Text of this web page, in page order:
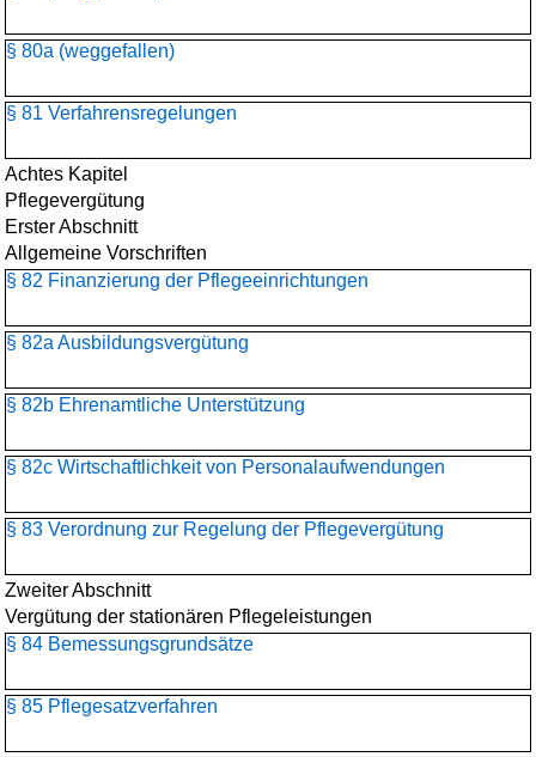
§ 80a (weggefallen)
§ 81 Verfahrensregelungen
Achtes Kapitel
Pflegevergütung
Erster Abschnitt
Allgemeine Vorschriften
§ 82 Finanzierung der Pflegeeinrichtungen
§ 82a Ausbildungsvergütung
§ 82b Ehrenamtliche Unterstützung
§ 82c Wirtschaftlichkeit von Personalaufwendungen
§ 83 Verordnung zur Regelung der Pflegevergütung
Zweiter Abschnitt
Vergütung der stationären Pflegeleistungen
§ 84 Bemessungsgrundsätze
§ 85 Pflegesatzverfahren